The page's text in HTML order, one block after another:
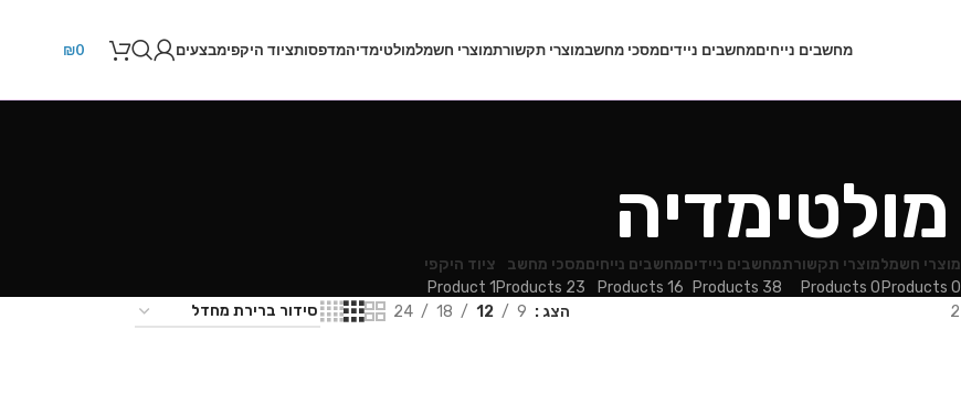
מחשבים נייחיםמחשבים ניידיםמסכי מחשבמוצרי תקשורתמוצרי חשמלמולטימדיהמדפסותציוד היקפימבצעים ₪0
מולטימדיה
מוצרי חשמל
0 Products
מוצרי תקשורת
0 Products
מחשבים ניידים
38 Products
מחשבים נייחים
16 Products
מסכי מחשב
23 Products
ציוד היקפי
1 Product
הצג 9
12
18
24